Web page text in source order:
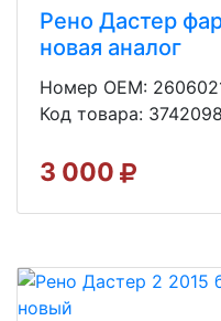
Рено Дастер
новая аналог
Номер OEM:
Код товара: 3742098
3 000